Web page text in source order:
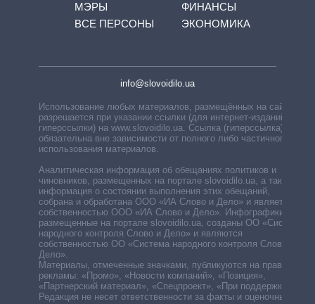
МЭРЫ
ВСЕ ПЕРСОНЫ
ФИНАНСЫ
ЭКОНОМИКА
info@slovoidilo.ua
Использование любых материалов, размещённых на сайте,
разрешается при указании ссылки (для интернет-изданий —
гиперссылки) на www.slovoidilo.ua. Ссылка (гиперссылка)
обязательна вне зависимости от полного либо частичного
использования материалов.
Аналитическая информация об обещаниях политиков и
чиновников, размещенных на портале slovoidilo.ua, а также
информация о состоянии выполнения этих обещаний,
собрана и обработана ООО «ИА Слово и Дело» и является
собственностью ООО «ИА Слово и Дело». Инфографики,
размещенные на портале slovoidilo.ua, созданы ОО «Система
народного контроля Слово и Дело» и являются
собственностью ОО «Система народного контроля Слово и
Дело».
Материалы, отмеченные значками, публикуются на правах
рекламы: «Промо», «Новости компаний», «Позиция»,
«Партнерский материал», «Спецпроект», «При поддержке».
Редакция не несет ответственности за факты и оценочные